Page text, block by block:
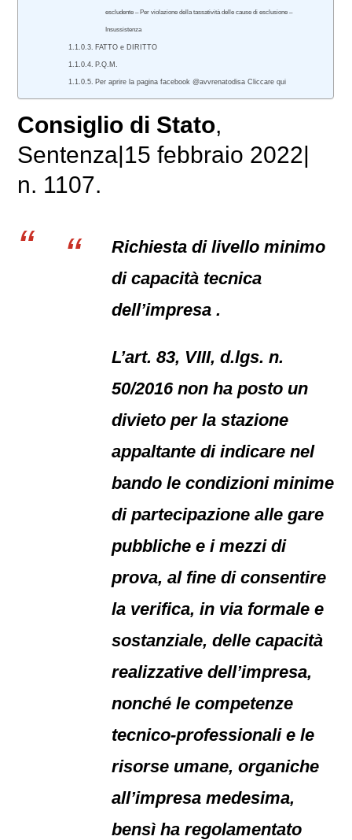
escludente – Per violazione della tassatività delle cause di esclusione –
Insussistenza
FATTO e DIRITTO
P.Q.M.
Per aprire la pagina facebook @avvrenatodisa Cliccare qui
Consiglio di Stato,
Sentenza|15 febbraio 2022|
n. 1107.
Richiesta di livello minimo
di capacità tecnica
dell’impresa .
L’art. 83, VIII, d.lgs. n.
50/2016 non ha posto un
divieto per la stazione
appaltante di indicare nel
bando le condizioni minime
di partecipazione alle gare
pubbliche e i mezzi di
prova, al fine di consentire
la verifica, in via formale e
sostanziale, delle capacità
realizzative dell’impresa,
nonché le competenze
tecnico-professionali e le
risorse umane, organiche
all’impresa medesima,
bensì ha regolamentato